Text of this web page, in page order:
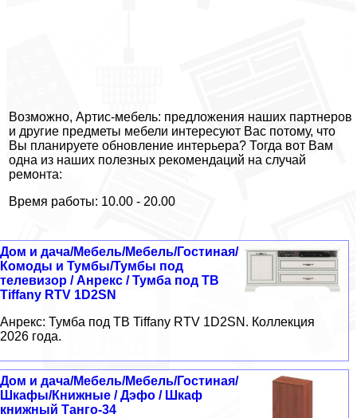
Возможно, Артис-мебель: предложения наших партнеров
и другие предметы мебели интересуют Вас потому, что
Вы планируете обновление интерьера? Тогда вот Вам
одна из наших полезных рекомендаций на случай
ремонта:
Время работы: 10.00 - 20.00
Дом и дача/Мебель/Мебель/Гостиная/
Комоды и Тумбы/Тумбы под
телевизор / Анрекс / Тумба под ТВ
Tiffany RTV 1D2SN
Анрекс: Тумба под ТВ Tiffany RTV 1D2SN. Коллекция
2026 года.
Дом и дача/Мебель/Мебель/Гостиная/
Шкафы/Книжные / Дэфо / Шкаф
книжный Танго-34